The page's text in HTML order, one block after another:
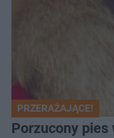
PRZERAŻAJĄCE!
Porzucony pies